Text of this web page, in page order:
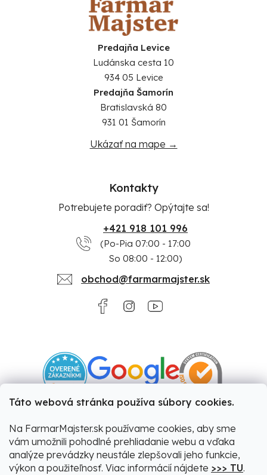
Táto webová stránka používa súbory cookies.
Na FarmarMajster.sk používame cookies, aby sme
vám umožnili pohodlné prehliadanie webu a vďaka
analýze prevádzky neustále zlepšovali jeho funkcie,
výkon a použiteľnosť. Viac informácií nájdete >>> TU.
Predajňa Levice
Ludánska cesta 10
934 05 Levice
Predajňa Šamorín
Bratislavská 80
931 01 Šamorín
Ukázať na mape →
Kontakty
Potrebujete poradiť? Opýtajte sa!
+421 918 101 996
(Po-Pia 07:00 - 17:00
So 08:00 - 12:00)
obchod@farmarmajster.sk